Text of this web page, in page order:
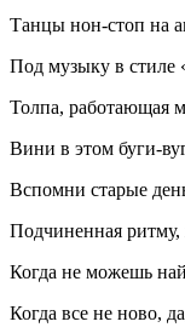
Танцы нон-стоп на
Под музыку в стиле
Толпа, работающая
Вини в этом буги-
Вспомни старые
Подчиненная
Когда не можешь
Когда все не ново,